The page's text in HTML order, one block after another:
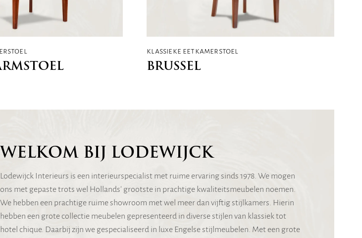
klassieke eetkamerstoel
BRUSSEL
WELKOM BIJ LODEWIJCK
Lodewijck Interieurs is een interieurspecialist met ruime ervaring sinds 1978. We mogen
ons met gepaste trots wel Hollands' grootste in prachtige kwaliteitsmeubelen noemen.
We hebben een prachtige ruime showroom met wel meer dan vijftig stijlkamers. Hierin
hebben een grote collectie meubelen gepresenteerd in diverse stijlen van klassiek tot
hotel chique. Daarbij zijn we gespecialiseerd in luxe Engelse stijlmeubelen. Met een grote